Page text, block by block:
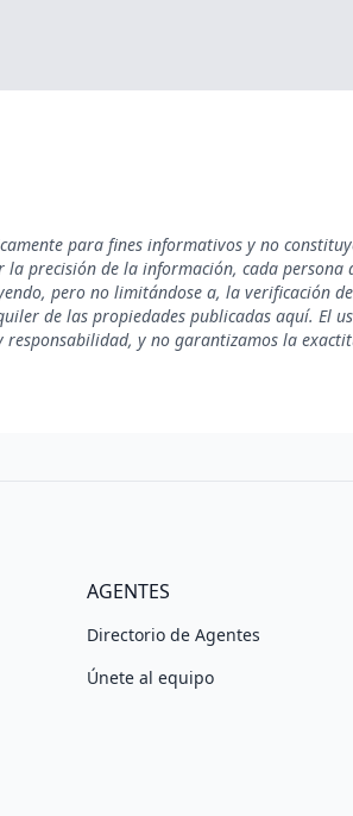
para fines informativos y no
la precisión de la información, cada
pero no limitándose a, la verificación
de las propiedades publicadas aquí. El
responsabilidad, y no garantizamos la
AGENTES
Directorio de Agentes
Únete al equipo